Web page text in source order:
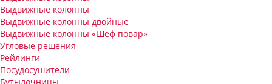
Выдвижные колонны
Выдвижные колонны двойные
Bыдвижные колонны «Шеф повар»
Угловые решения
Рейлинги
Посудосушители